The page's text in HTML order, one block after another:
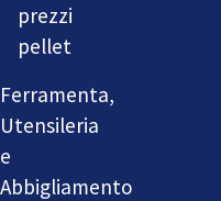
prezzi
pellet
Ferramenta,
Utensileria
e
Abbigliamento